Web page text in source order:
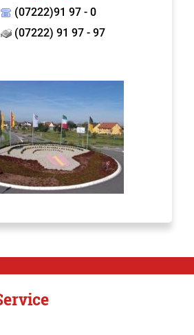
(07222)91 97 - 0
(07222) 91 97 - 97